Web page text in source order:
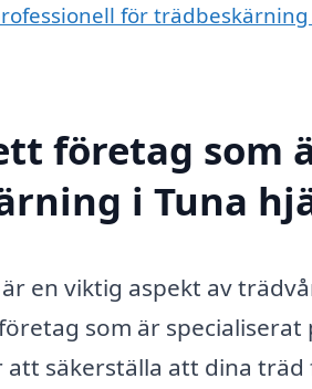
för
företag som
i Tuna
en viktig aspekt av
som är specialiserat
säkerställa att dina